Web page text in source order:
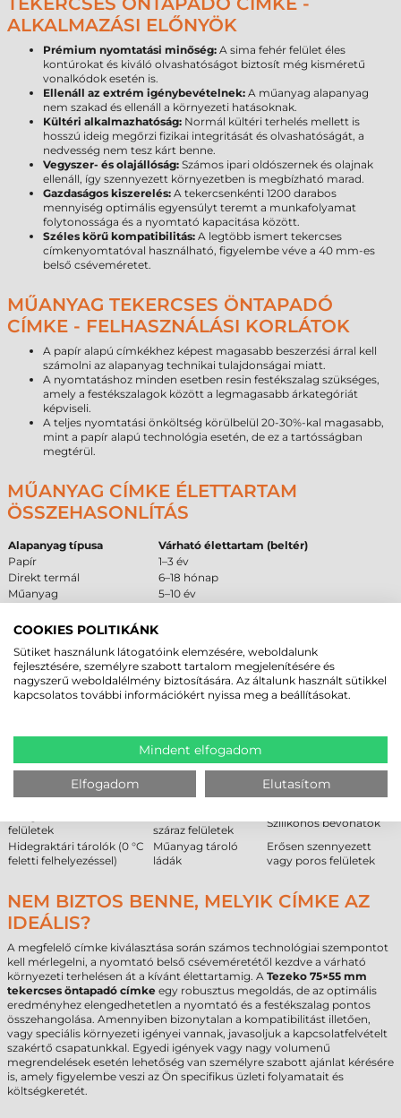
ALKALMAZÁSI ELŐNYÖK
Prémium nyomtatási minőség: A sima fehér felület éles
kontúrokat és kiváló olvashatóságot biztosít még kisméretű
vonalkódok esetén is.
Ellenáll az extrém igénybevételnek: A műanyag alapanyag
nem szakad és ellenáll a környezeti hatásoknak.
Kültéri alkalmazhatóság: Normál kültéri terhelés mellett is
hosszú ideig megőrzi fizikai integritását és olvashatóságát, a
nedvesség nem tesz kárt benne.
Vegyszer- és olajállóság: Számos ipari oldószernek és olajnak
ellenáll, így szennyezett környezetben is megbízható marad.
Gazdaságos kiszerelés: A tekercsenkénti 1200 darabos
mennyiség optimális egyensúlyt teremt a munkafolyamat
folytonossága és a nyomtató kapacitása között.
Széles körű kompatibilitás: A legtöbb ismert tekercses
címkenyomtatóval használható, figyelembe véve a 40 mm-es
belső cséveméretet.
MŰANYAG TEKERCSES ÖNTAPADÓ
CÍMKE - FELHASZNÁLÁSI KORLÁTOK
A papír alapú címkékhez képest magasabb beszerzési árral kell
számolni az alapanyag technikai tulajdonságai miatt.
A nyomtatáshoz minden esetben resin festékszalag szükséges,
amely a festékszalagok között a legmagasabb árkategóriát
képviseli.
A teljes nyomtatási önköltség körülbelül 20-30%-kal magasabb,
mint a papír alapú technológia esetén, de ez a tartósságban
megtérül.
MŰANYAG CÍMKE ÉLETTARTAM
ÖSSZEHASONLÍTÁS
Alapanyag típusa
Várható élettartam (beltér)
Papír
1–3 év
Direkt termál
6–18 hónap
Műanyag
5–10 év
AJÁNLOTT ÉS NEM AJÁNLOTT
FELÜLETEK
A megfelelő tapadás elérése érdekében fontos figyelembe venni a
felület tulajdonságait. Az alábbi táblázat segítséget nyújt a beszerzési
Ajánlott Feltételes
Nem ajánlott
Alacsony felületi energiájú
műanyag (PE, PP)
Enyhén érdes
műanyag felületek
Jeges, deres felületek
Fém és festett fém
felületek
műanyagok
Porózus karton
felületek
felületek
száraz felületek
Szilikonos bevonatok
Hidegraktári tárolók (0 °C
feletti felhelyezéssel)
Műanyag tároló
ládák
Erősen szennyezett
vagy poros felületek
NEM BIZTOS BENNE, MELYIK CÍMKE AZ
IDEÁLIS?
A megfelelő címke kiválasztása során számos technológiai szempontot
kell mérlegelni, a nyomtató belső cséveméretétől kezdve a várható
környezeti terhelésen át a kívánt élettartamig. A Tezeko 75×55 mm
tekercses öntapadó címke egy robusztus megoldás, de az optimális
eredményhez elengedhetetlen a nyomtató és a festékszalag pontos
összehangolása. Amennyiben bizonytalan a kompatibilitást illetően,
vagy speciális környezeti igényei vannak, javasoljuk a kapcsolatfelvételt
szakértő csapatunkkal. Egyedi igények vagy nagy volumenű
megrendelések esetén lehetőség van személyre szabott ajánlat kérésére
is, amely figyelembe veszi az Ön specifikus üzleti folyamatait és
költségkeretét.
COOKIES POLITIKÁNK
Sütiket használunk látogatóink elemzésére, weboldalunk
fejlesztésére, személyre szabott tartalom megjelenítésére és
nagyszerű weboldalélmény biztosítására. Az általunk használt sütikkel
kapcsolatos további információkért nyissa meg a beállításokat.
Mindent elfogadom
Elfogadom Elutasítom